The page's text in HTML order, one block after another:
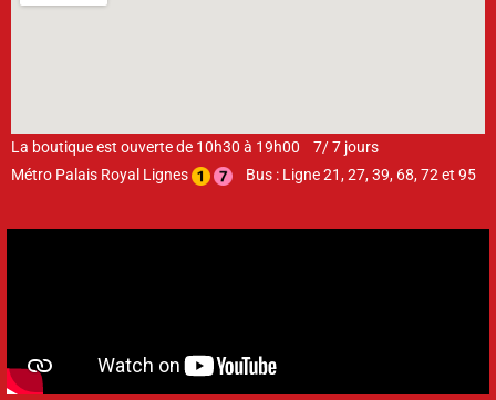
La boutique est ouverte de 10h30 à 19h00 7/ 7 jours
Métro Palais Royal Lignes
Bus : Ligne 21, 27, 39, 68, 72 et 95